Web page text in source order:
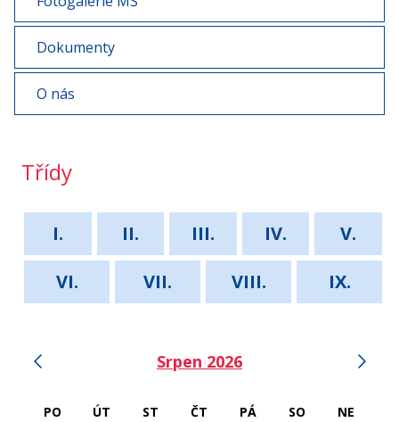
Dokumenty
O nás
Třídy
I. II. III. IV.
V.
VI.
VII. VIII. IX.
Srpen 2026
PO ÚT ST ČT PÁ SO
NE